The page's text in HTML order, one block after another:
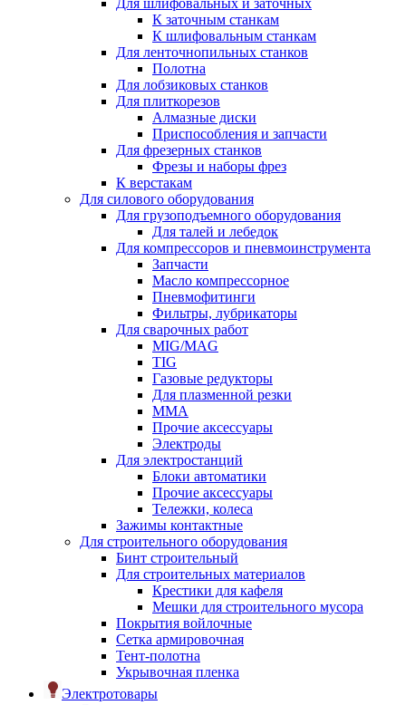
Для шлифовальных и заточных
К заточным станкам
К шлифовальным станкам
Для ленточнопильных станков
Полотна
Для лобзиковых станков
Для плиткорезов
Алмазные диски
Приспособления и запчасти
Для фрезерных станков
Фрезы и наборы фрез
К верстакам
Для силового оборудования
Для грузоподъемного оборудования
Для талей и лебедок
Для компрессоров и пневмоинструмента
Запчасти
Масло компрессорное
Пневмофитинги
Фильтры, лубрикаторы
Для сварочных работ
MIG/MAG
TIG
Газовые редукторы
Для плазменной резки
ММА
Прочие аксессуары
Электроды
Для электростанций
Блоки автоматики
Прочие аксессуары
Тележки, колеса
Зажимы контактные
Для строительного оборудования
Бинт строительный
Для строительных материалов
Крестики для кафеля
Мешки для строительного мусора
Покрытия войлочные
Сетка армировочная
Тент-полотна
Укрывочная пленка
Электротовары